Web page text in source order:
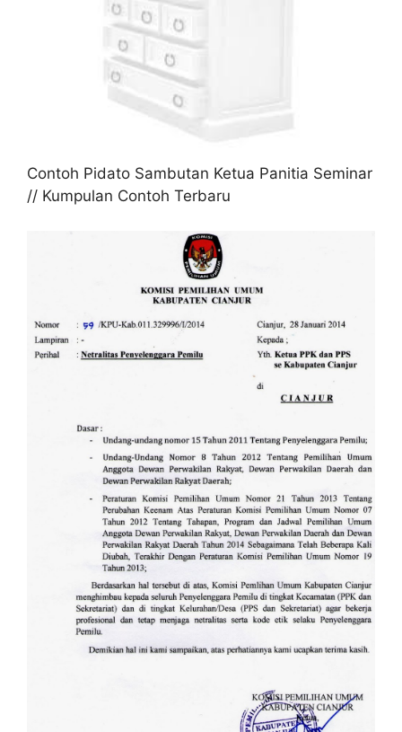
Contoh Pidato Sambutan Ketua Panitia Seminar
// Kumpulan Contoh Terbaru